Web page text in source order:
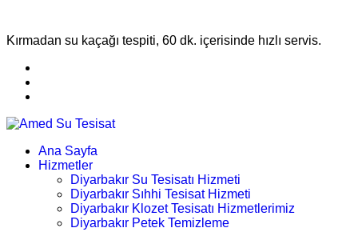
Kırmadan su kaçağı tespiti, 60 dk. içerisinde hızlı servis.
Ana Sayfa
Hizmetler
Diyarbakır Su Tesisatı Hizmeti
Diyarbakır Sıhhi Tesisat Hizmeti
Diyarbakır Klozet Tesisatı Hizmetlerimiz
Diyarbakır Petek Temizleme